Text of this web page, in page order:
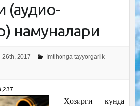
(аудио-
намуналари
26th, 2017
Imtihonga tayyorgarlik
Ҳозирги кунда